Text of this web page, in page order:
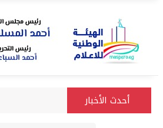
أحدث الأخبار